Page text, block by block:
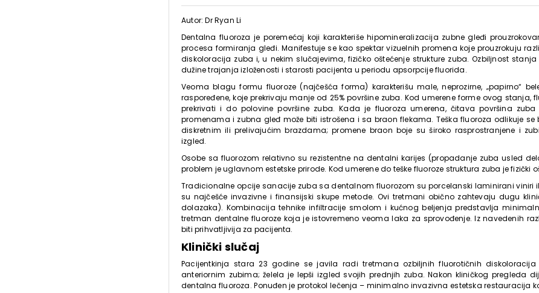
Autor: Dr Ryan Li
Dentalna fluoroza je poremećaj koji karakteriše hipomineralizacija zubne gleđi
procesa formiranja gleđi. Manifestuje se kao spektar vizuelnih promena koje prouzrokuju
diskoloracija zuba i, u nekim slučajevima, fizičko oštećenje strukture zuba. Ozbiljnost
dužine trajanja izloženosti i starosti pacijenta u periodu apsorpcije fluorida.
Veoma blagu formu fluoroze (najčešća forma) karakterišu male, neprozirne, „papirno“
raspoređene, koje prekrivaju manje od 25% površine zuba. Kod umerene forme ovog stanja,
prekrivati i do polovine površine zuba. Kada je fluoroza umerena, čitava površina zuba
promenama i zubna gleđ može biti istrošena i sa braon flekama. Teška fluoroza odlikuje
diskretnim ili prelivajućim brazdama; promene braon boje su široko rasprostranjene i
izgled.
Osobe sa fluorozom relativno su rezistentne na dentalni karijes (propadanje zuba usled
problem je uglavnom estetske prirode. Kod umerene do teške fluoroze struktura zuba je fizički
Tradicionalne opcije sanacije zuba sa dentalnom fluorozom su porcelanski laminirani viniri
su najčešće invazivne i finansijski skupe metode. Ovi tretmani obično zahtevaju dugu
dolazaka). Kombinacija tehnike infiltracije smolom i kućnog beljenja predstavlja
tretman dentalne fluoroze koja je istovremeno veoma laka za sprovođenje. Iz navedenih
biti prihvatljivija za pacijenta.
Klinički slučaj
Pacijentkinja stara 23 godine se javila radi tretmana ozbiljnih fluorotičnih
anteriornim zubima; želela je lepši izgled svojih prednjih zuba. Nakon kliničkog pregleda
dentalna fluoroza. Ponuđen je protokol lečenja – minimalno invazivna estetska restauracija